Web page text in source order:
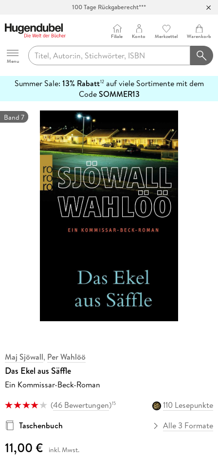
100 Tage Rückgaberecht***
Hugendubel
Menu
Filiale Konto Merkzettel Warenkorb
Summer Sale: 13% Rabatt12auf viele Sortimente mit dem
CodeSOMMER13
erfahren
Band 7
Maj Sjöwall, Per Wahlöö
Das Ekel aus Säffle
Ein Kommissar-Beck-Roman
(46 Bewertungen)15
110 Lesepunkte
Taschenbuch
Alle 3 Formate
11,00 € inkl. Mwst.